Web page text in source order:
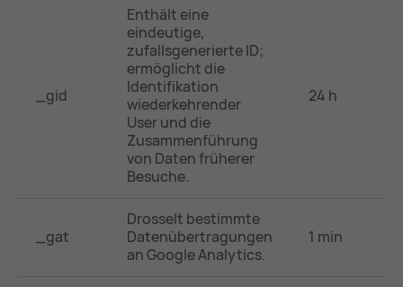
_gid
Enthält eine
eindeutige,
zufallsgenerierte ID;
ermöglicht die
Identifikation
wiederkehrender
User und die
Zusammenführung
von Daten früherer
Besuche.
24 h
_gat
Drosselt bestimmte
Datenübertragungen
an Google Analytics.
1 min